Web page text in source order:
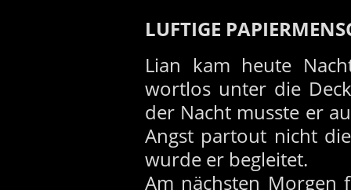
LUFTIGE
Lian kam heute
wortlos unter die
der Nacht musste er
Angst partout nicht
wurde er begleitet.
Am nächsten Morgen